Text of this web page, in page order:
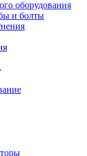
оборудования
и болты